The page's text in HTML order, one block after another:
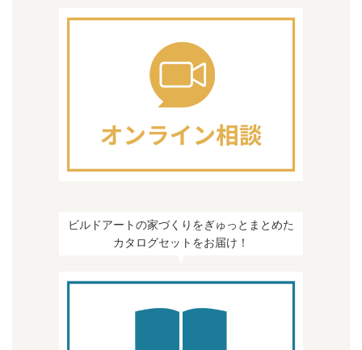
ビルドアートの家づくりをぎゅっとまとめた
カタログセットをお届け！